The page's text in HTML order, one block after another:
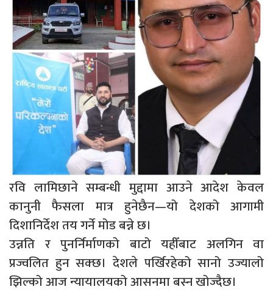
रवि लामिछाने सम्बन्धी मुद्दामा आउने आदेश केवल
कानुनी फैसला मात्र हुनेछैन—यो देशको आगामी
दिशानिर्देश तय गर्ने मोड बन्ने छ।
उन्नति र पुनर्निर्माणको बाटो यहीँबाट अलगिन वा
प्रज्वलित हुन सक्छ। देशले पर्खिरहेको सानो उज्यालो
झिल्को आज न्यायालयको आसनमा बस्न खोज्दैछ।